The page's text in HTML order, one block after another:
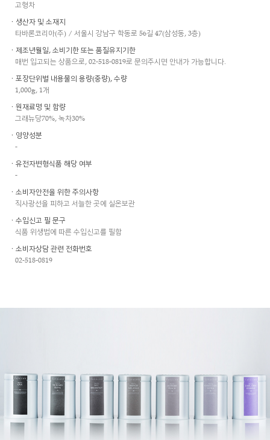
고형차
ㆍ생산자 및 소재지
타바론코리아(주) / 서울시 강남구 학동로 56길 47(삼성동, 3층)
ㆍ제조년월일, 소비기한 또는 품질유지기한
매번 입고되는 상품으로, 02-518-0819로 문의주시면 안내가 가능합니다.
ㆍ포장단위별 내용물의 용량(중량), 수량
1,000g, 1개
ㆍ원재료명 및 함량
그래뉴당70%, 녹차30%
ㆍ영양성분
-
ㆍ유전자변형식품 해당 여부
-
ㆍ소비자안전을 위한 주의사항
직사광선을 피하고 서늘한 곳에 실온보관
ㆍ수입신고 필 문구
식품 위생법에 따른 수입신고를 필함
ㆍ소비자상담 관련 전화번호
02-518-0819